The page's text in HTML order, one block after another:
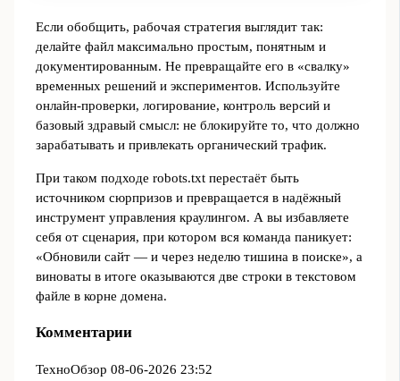
Если обобщить, рабочая стратегия выглядит так:
делайте файл максимально простым, понятным и
документированным. Не превращайте его в «свалку»
временных решений и экспериментов. Используйте
онлайн‑проверки, логирование, контроль версий и
базовый здравый смысл: не блокируйте то, что должно
зарабатывать и привлекать органический трафик.
При таком подходе robots.txt перестаёт быть
источником сюрпризов и превращается в надёжный
инструмент управления краулингом. А вы избавляете
себя от сценария, при котором вся команда паникует:
«Обновили сайт — и через неделю тишина в поиске», а
виноваты в итоге оказываются две строки в текстовом
файле в корне домена.
Комментарии
ТехноОбзор 08-06-2026 23:52